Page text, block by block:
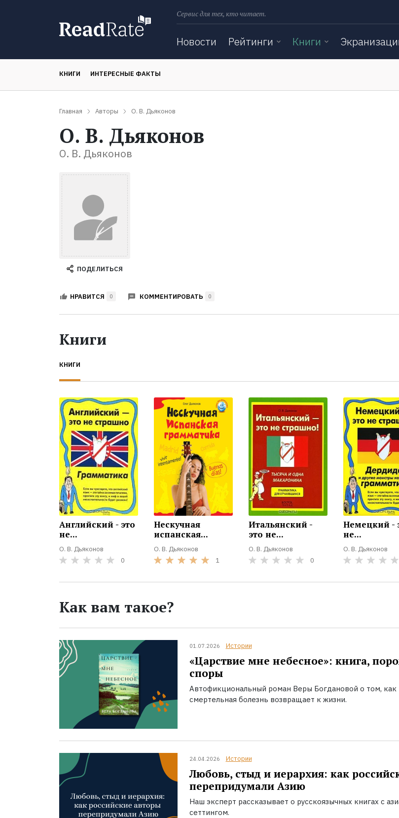
Сервис для тех, кто читает.
Новости Рейтинги Книги
КНИГИ ИНТЕРЕСНЫЕ ФАКТЫ
Главная Авторы О. В. Дьяконов
О. В. Дьяконов
О. В. Дьяконов
ПОДЕЛИТЬСЯ
НРАВИТСЯ 0 КОММЕНТИРОВАТЬ 0
Книги
КНИГИ
Английский - это
не...
О. В. Дьяконов
0
Нескучная
испанская...
О. В. Дьяконов
1
Итальянский -
это не...
О. В. Дьяконов
0
Немецкий -
не...
О. В. Дьяконов
Как вам такое?
01.07.2026 Истории
«Царствие мне небесное»: книга,
споры
Автофикциональный роман Веры Богдановой о том, как
смертельная болезнь возвращает к жизни.
24.04.2026 Истории
Любовь, стыд и иерархия: как
перепридумали Азию
Наш эксперт рассказывает о русскоязычных книгах с
сеттингом.